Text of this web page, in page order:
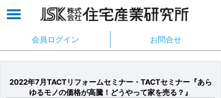
会員ログイン お問合せ
2022年7月TACTリフォームセミナー・TACTセミナー『あら
ゆるモノの価格が高騰！どうやって家を売る？』